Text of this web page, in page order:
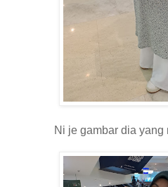
Ni je gambar dia